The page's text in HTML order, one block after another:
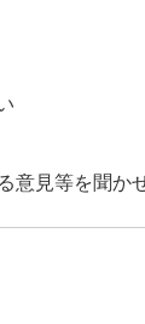
意見等を聞か